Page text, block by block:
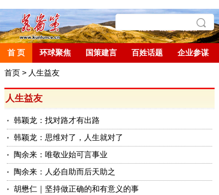
首 页 环球聚焦 国策建言 百姓话题 企业参谋
首页> 人生益友
人生益友
韩颖龙：找对路才有出路
韩颖龙：思维对了，人生就对了
陶余来：唯敬业始可言事业
陶余来：人必自助而后天助之
胡懋仁｜坚持做正确的和有意义的事